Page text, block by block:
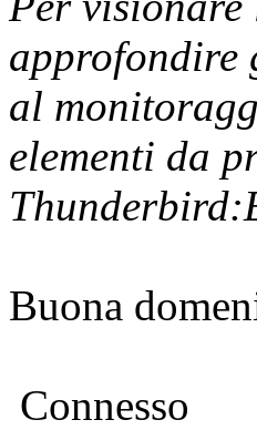
approfondire
al
elementi da
Buona
Connesso